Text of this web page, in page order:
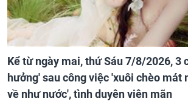
Kể từ ngày mai, thứ Sáu 7/8/2026, 3
hưởng' sau công việc 'xuôi chèo mát
về như nước', tình duyên viên mãn